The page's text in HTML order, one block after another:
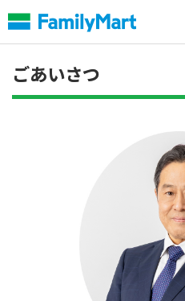
文
へ
ごあいさつ